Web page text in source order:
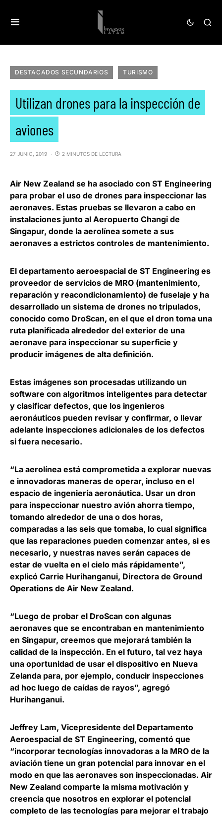
DESTACADOS SECUNDARIOS TURISMO
Utilizan drones para la inspección de
aviones
27 JUNIO, 2019 2 MINUTOS DE LECTURA
Air New Zealand se ha asociado con ST Engineering
para probar el uso de drones para inspeccionar las
aeronaves. Estas pruebas se llevaron a cabo en
instalaciones junto al Aeropuerto Changi de
Singapur, donde la aerolínea somete a sus
aeronaves a estrictos controles de mantenimiento.
El departamento aeroespacial de ST Engineering es
proveedor de servicios de MRO (mantenimiento,
reparación y reacondicionamiento) de fuselaje y ha
desarrollado un sistema de drones no tripulados,
conocido como DroScan, en el que el dron toma una
ruta planificada alrededor del exterior de una
aeronave para inspeccionar su superficie y
producir imágenes de alta definición.
Estas imágenes son procesadas utilizando un
software con algoritmos inteligentes para detectar
y clasificar defectos, que los ingenieros
aeronáuticos pueden revisar y confirmar, o llevar
adelante inspecciones adicionales de los defectos
si fuera necesario.
“La aerolínea está comprometida a explorar nuevas
e innovadoras maneras de operar, incluso en el
espacio de ingeniería aeronáutica. Usar un dron
para inspeccionar nuestro avión ahorra tiempo,
tomando alrededor de una o dos horas,
comparadas a las seis que tomaba, lo cual significa
que las reparaciones pueden comenzar antes, si es
necesario, y nuestras naves serán capaces de
estar de vuelta en el cielo más rápidamente”,
explicó Carrie Hurihanganui, Directora de Ground
Operations de Air New Zealand.
“Luego de probar el DroScan con algunas
aeronaves que se encontraban en mantenimiento
en Singapur, creemos que mejorará también la
calidad de la inspección. En el futuro, tal vez haya
una oportunidad de usar el dispositivo en Nueva
Zelanda para, por ejemplo, conducir inspecciones
ad hoc luego de caídas de rayos”, agregó
Hurihanganui.
Jeffrey Lam, Vicepresidente del Departamento
Aeroespacial de ST Engineering, comentó que
“incorporar tecnologías innovadoras a la MRO de la
aviación tiene un gran potencial para innovar en el
modo en que las aeronaves son inspeccionadas. Air
New Zealand comparte la misma motivación y
creencia que nosotros en explorar el potencial
completo de las tecnologías para mejorar el trabajo